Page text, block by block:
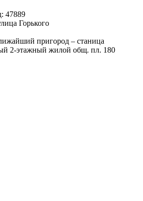
47889
Горького
пригород – станица
2-этажный жилой общ. пл. 180